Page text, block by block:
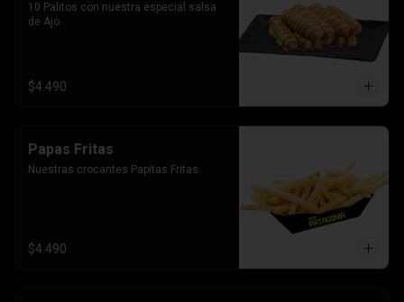
10 Palitos con nuestra especial salsa
de Ajo
$4.490
Papas Fritas
Nuestras crocantes Papitas Fritas
$4.490